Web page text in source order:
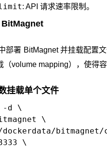
: API 请求速率限制。
署 BitMagnet 并挂载配置
（volume mapping），使得
挂载单个文件
-d \
\
\